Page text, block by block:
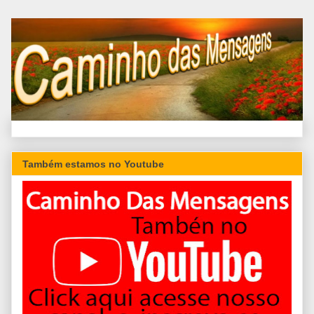
Também estamos no Youtube